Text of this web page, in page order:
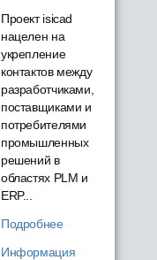
Проект isicad
нацелен на
укрепление
контактов между
разработчиками,
поставщиками и
потребителями
промышленных
решений в
областях PLM и
ERP...
Подробнее
Информация